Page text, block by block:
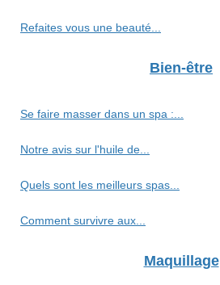
Refaites vous une beauté...
Bien-être
Se faire masser dans un spa :...
Notre avis sur l'huile de...
Quels sont les meilleurs spas...
Comment survivre aux...
Maquillage